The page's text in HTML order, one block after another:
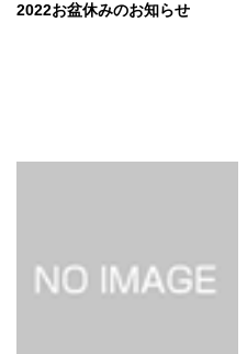
2022お盆休みのお知らせ